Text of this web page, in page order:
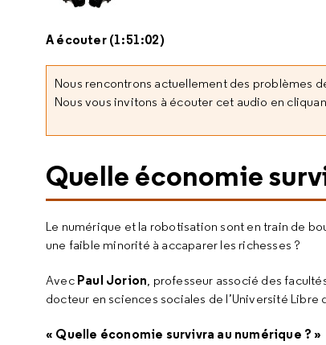
A écouter (1:51:02)
Nous rencontrons actuellement des problèmes
Nous vous invitons à écouter cet audio en
Quelle économie
Le numérique et la robotisation sont en train de
une faible minorité à accaparer les richesses ?
Avec Paul Jorion, professeur associé des
docteur en sciences sociales de l’Université Libre
« Quelle économie survivra au numérique ? »